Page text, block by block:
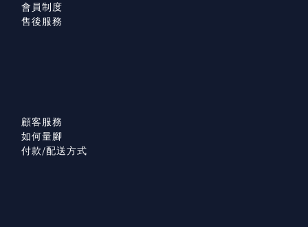
會員制度
售後服務
顧客服務
如何量腳
付款/配送方式